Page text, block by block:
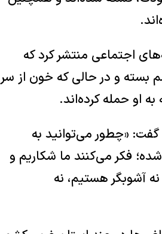
اجتماعی منتشر کرد که
بسته و در حالی که خون از سر
او حمله کرده‌اند.
«چطور می‌توانید به
فکر می‌کنند ما شکاریم و
آشوبگر هستیم، نه